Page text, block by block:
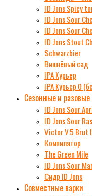
ID Jons Spicy
ID Jons Sour
ID Jons Sour
ID Jons Stout
Schwarzbier
Вишнёвый сад
IPA Курьер
IPA Курьер 0
Сезонные и разовые
ID Jons Sour
ID Jons Sour
Victor V.5 Brut
Компилятор
The Green Mile
ID Jons Sour
Сидр ID Jons
Совместные варки